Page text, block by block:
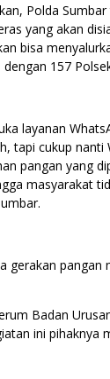
Polda
yang akan
bisa
157
layanan
tapi cukup
pangan yang
masyarakat
gerakan
Badan
ini pihaknya